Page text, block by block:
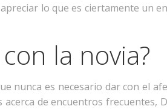
lo que es ciertamente un
la novia?
nunca es necesario dar con el
de encuentros frecuentes,